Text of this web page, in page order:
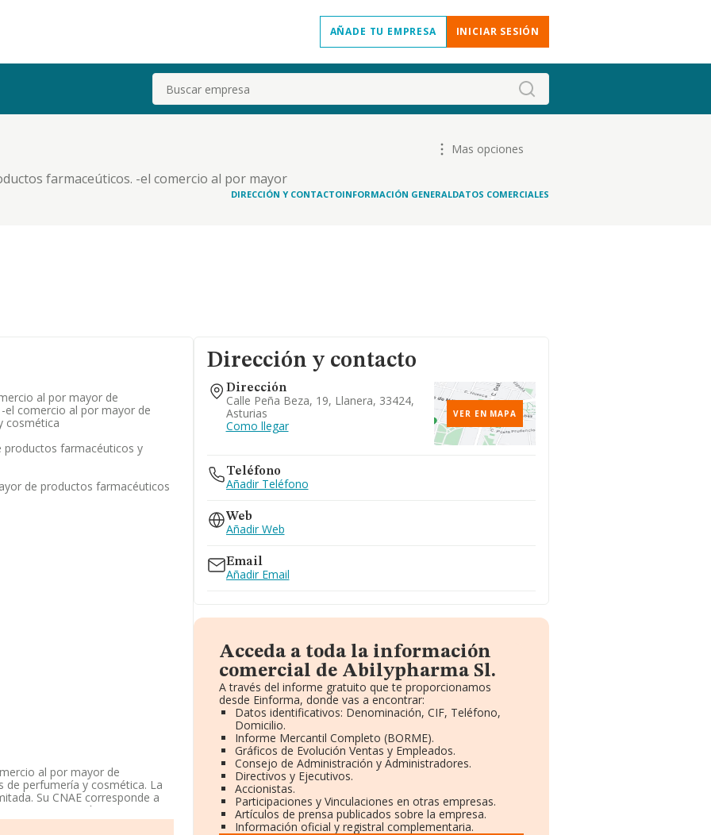
AÑADE TU EMPRESA INICIAR SESIÓN
Buscar
farmaceúticos. -el comercio al por mayor
Mas opciones
DIRECCIÓN Y CONTACTOINFORMACIÓN GENERALDATOS COMERCIALES
al por mayor de
comercio al por mayor de
cosmética
productos farmacéuticos y
de productos farmacéuticos
al por mayor de
perfumería y cosmética. La
Su CNAE corresponde a
La compañía no tiene
Dirección y contacto
Dirección
Calle Peña Beza, 19, Llanera, 33424,
Asturias
Como llegar
VER EN MAPA
Teléfono
Añadir Teléfono
Web
Añadir Web
Email
Añadir Email
Acceda a toda la información
comercial de Abilypharma Sl.
A través del informe gratuito que te proporcionamos
desde Einforma, donde vas a encontrar:
Datos identificativos: Denominación, CIF, Teléfono,
Domicilio.
Informe Mercantil Completo (BORME).
Gráficos de Evolución Ventas y Empleados.
Consejo de Administración y Administradores.
Directivos y Ejecutivos.
Accionistas.
Participaciones y Vinculaciones en otras empresas.
Artículos de prensa publicados sobre la empresa.
Información oficial y registral complementaria.